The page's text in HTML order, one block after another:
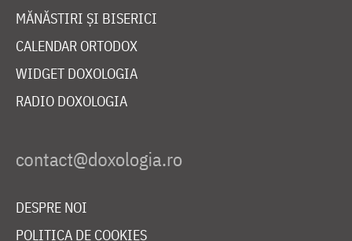
MĂNĂSTIRI ȘI BISERICI
CALENDAR ORTODOX
WIDGET DOXOLOGIA
RADIO DOXOLOGIA
DESPRE NOI
POLITICA DE COOKIES